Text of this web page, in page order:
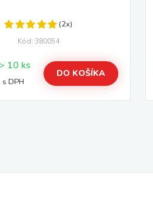
(2x)
Kód: 380054
Skladom > 10 ks
s DPH
DO KOŠÍKA